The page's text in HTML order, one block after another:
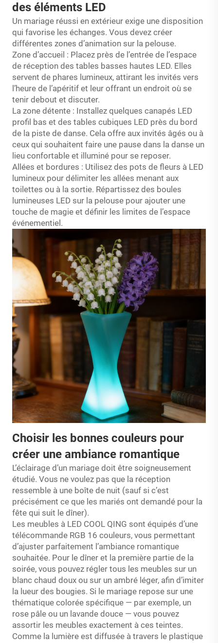
des éléments LED
Un mariage réussi en extérieur exige une disposition
qui favorise les échanges. Vous devez créer
différentes zones d’animation sur la pelouse.
Zone d’accueil : Placez près de l’entrée de l’espace
de réception des tables basses hautes LED. Elles
servent de phares lumineux, attirant les invités vers
l’heure de l’apéritif et leur offrant un endroit où se
tenir debout et discuter.
La zone détente : Installez quelques canapés LED
profil bas et des tables cubiques LED près du bord
de la piste de danse. Cela offre aux invités âgés ou à
ceux qui souhaitent faire une pause dans la danse un
lieu confortable et illuminé pour se reposer.
Allées et bordures : Utilisez des pots de fleurs à LED
lumineux pour délimiter les allées menant aux
toilettes ou à la sortie. Répartissez des boules
lumineuses LED sur la pelouse pour ajouter une
touche de magie et définir les limites de l’espace
événementiel.
Choisir les bonnes couleurs pour
créer une ambiance romantique
L’éclairage d’un mariage doit être soigneusement
étudié. Vous ne voulez pas que la réception
ressemble à une boîte de nuit (sauf si c’est
précisément ce que les mariés ont demandé pour la
fête qui suit le dîner).
Les meubles à LED COOL QING sont équipés d’une
télécommande RGB 16 couleurs, vous permettant
d’ajuster parfaitement l’ambiance romantique
souhaitée. Pour le dîner et la première partie de la
soirée, vous pouvez régler tous les meubles sur un
blanc chaud doux ou sur un ambré léger, afin d’imiter
la lueur des bougies. Si le mariage repose sur une
thématique colorée spécifique — par exemple, un
rose pâle ou un lavande douce — vous pouvez
assortir les meubles exactement à ces teintes.
Comme la lumière est diffusée à travers le plastique